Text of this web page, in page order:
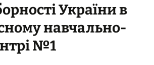
України в
навчально-
№1